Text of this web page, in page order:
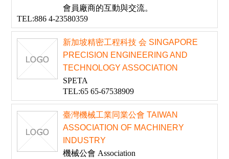
會員廠商的互動與交流。
TEL:886 4-23580359
新加坡精密工程科技 会 SINGAPORE
PRECISION ENGINEERING AND
TECHNOLOGY ASSOCIATION
SPETA
TEL:65 65-67538909
臺灣機械工業同業公會 TAIWAN
ASSOCIATION OF MACHINERY
INDUSTRY
機械公會 Association